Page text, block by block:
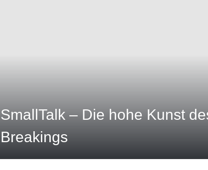
SmallTalk – Die hohe Kunst
Breakings